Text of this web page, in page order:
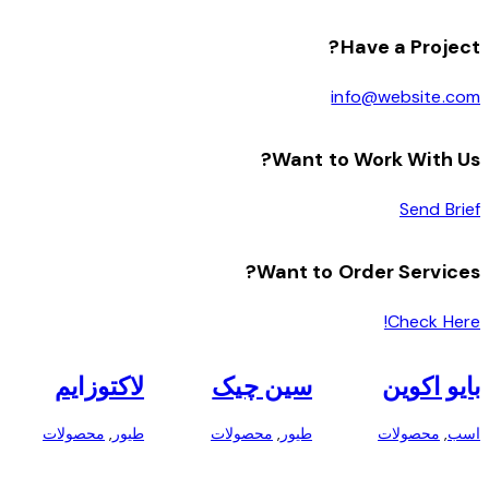
Have a Project?
info@website.com
Want to Work With Us?
Send Brief
Want to Order Services?
Check Here!
بایو اکوین
اسب, محصولات
سین چیک
طیور , محصولات
لاکتوزایم
طیور , محصولات